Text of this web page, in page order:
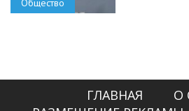
Общество
ГЛАВНАЯ
О